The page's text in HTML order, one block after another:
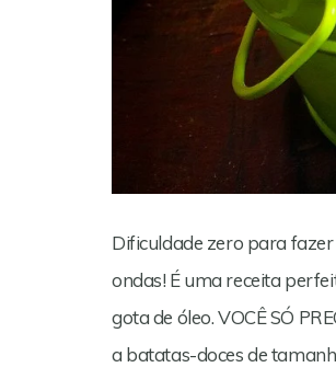
Dificuldade zero para
ondas! É uma receita
gota de óleo. VOCÊ SÓ
a batatas-doces de